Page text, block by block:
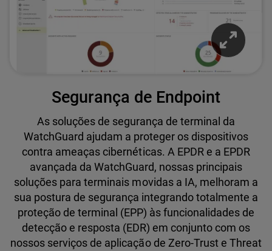
Segurança de Endpoint
As soluções de segurança de terminal da
WatchGuard ajudam a proteger os dispositivos
contra ameaças cibernéticas. A EPDR e a EPDR
avançada da WatchGuard, nossas principais
soluções para terminais movidas a IA, melhoram a
sua postura de segurança integrando totalmente a
proteção de terminal (EPP) às funcionalidades de
detecção e resposta (EDR) em conjunto com os
nossos serviços de aplicação de Zero-Trust e Threat